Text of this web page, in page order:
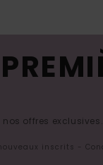
offres exclusives.
inscrits -